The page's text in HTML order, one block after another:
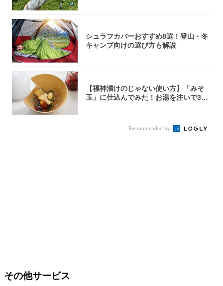
シュラフカバーおすすめ8選！登山・冬
キャンプ向けの選び方も解説
【福神漬けのじゃない使い方】「みそ
玉」に仕込んでみた！お湯を注いで30
Recommended by
その他サービス